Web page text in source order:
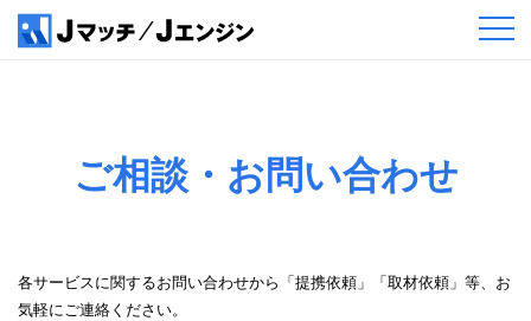
ご相談・お問い合わせ
各サービスに関するお問い合わせから「提携依頼」「取材依頼」等、お
気軽にご連絡ください。